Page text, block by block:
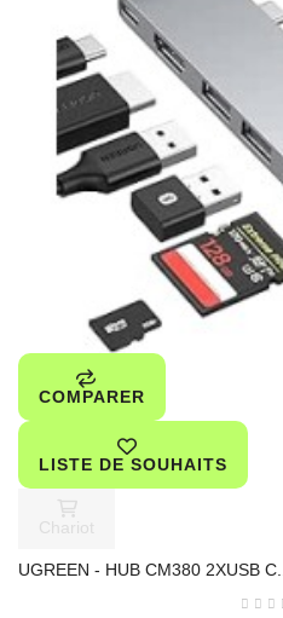
COMPARER
LISTE DE SOUHAITS
Chariot
UGREEN - HUB CM380 2XUSB C...